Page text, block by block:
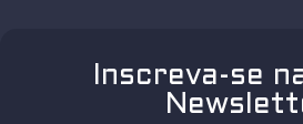
Inscreva-se